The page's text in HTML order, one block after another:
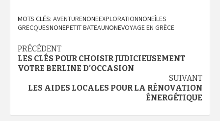
MOTS CLÉS: AVENTURENONEEXPLORATIONNONEÎLES
GRECQUESNONEPETIT BATEAUNONEVOYAGE EN GRÈCE
Navigation
d’article
PRÉCÉDENT
LES CLÉS POUR CHOISIR JUDICIEUSEMENT
VOTRE BERLINE D’OCCASION
SUIVANT
LES AIDES LOCALES POUR LA RÉNOVATION
ÉNERGÉTIQUE